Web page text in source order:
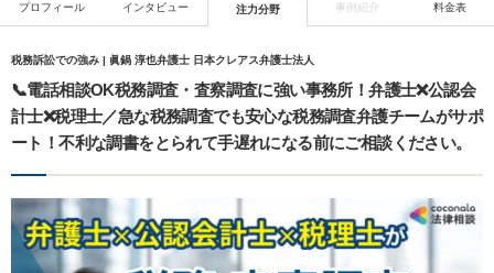
プロフィール インタビュー 注力分野 事例紹介 料金表
税務訴訟での強み | 眞鍋 淳也弁護士 日本クレアス弁護士法人
📞電話相談OK税務調査・査察調査に強い事務所！弁護士❌公認会
計士❌税理士／急な税務調査でも安心な税務調査弁護チームがサポ
ート！不利な調書をとられて手遅れになる前にご相談ください。